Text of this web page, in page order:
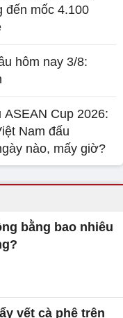
đến mốc 4.100
hôm nay 3/8:
ASEAN Cup 2026:
Nam đấu
nào, mấy giờ?
bằng bao nhiêu
vết cà phê trên